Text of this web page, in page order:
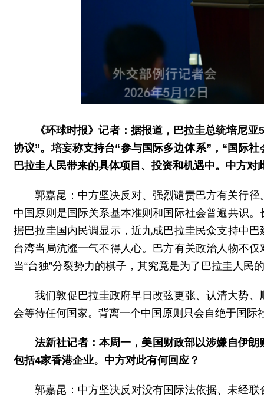
《环球时报》记者：据报道，巴拉圭总统培尼
协议”。培妄称支持台“参与国际多边体系”，“国际
巴拉圭人民带来的具体项目、投资和机遇中。中方对
郭嘉昆：中方坚决反对、强烈谴责巴方有关行
中国原则是国际关系基本准则和国际社会普遍共识
据巴拉圭国内民调显示，近九成巴拉圭民众支持中
台湾当局沆瀣一气不得人心。巴方有关政治人物不
当“台独”分裂势力的棋子，其究竟是为了巴拉圭人民
我们敦促巴拉圭政府早日改弦更张、认清大势
会等待任何国家。背离一个中国原则只会自绝于国际
法新社记者：本周一，美国财政部以涉嫌自伊
包括4家香港企业。中方对此有何回应？
郭嘉昆：中方坚决反对没有国际法依据、未经